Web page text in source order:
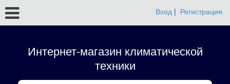
Вход | Регистрация
Интернет-магазин климатической
техники